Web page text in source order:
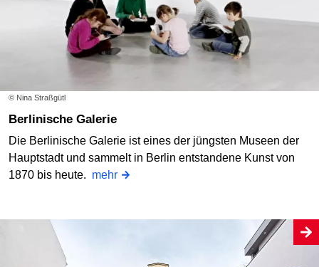
© Nina Straßgütl
Berlinische Galerie
Die Berlinische Galerie ist eines der jüngsten Museen der
Hauptstadt und sammelt in Berlin entstandene Kunst von
1870 bis heute. mehr